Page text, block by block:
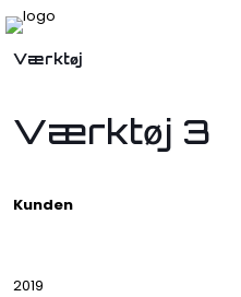
Værktøj
Værktøj 3
Kunden
2019